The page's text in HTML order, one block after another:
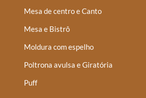
Mesa de centro e Canto
Mesa e Bistrô
Moldura com espelho
Poltrona avulsa e Giratória
Puff